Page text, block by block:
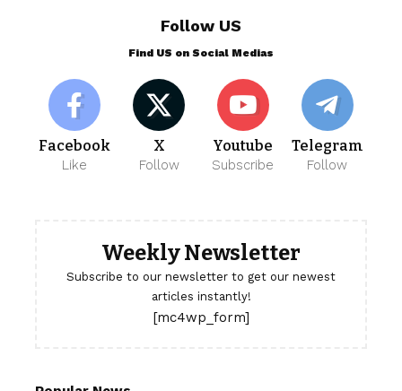
Follow US
Find US on Social Medias
Facebook
Like
X
Follow
Youtube
Subscribe
Telegram
Follow
Weekly Newsletter
Subscribe to our newsletter to get our newest
articles instantly!
[mc4wp_form]